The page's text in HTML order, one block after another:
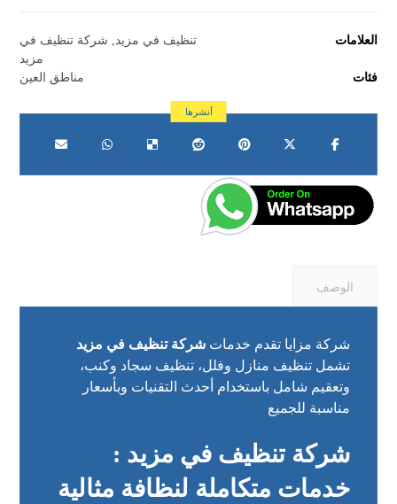
العلامات تنظيف في مزيد, شركة تنظيف في
مزيد
فئات
مناطق العين
الوصف
شركة مزايا تقدم خدماتشركة تنظيف في مزيد
تشمل تنظيف منازل وفلل، تنظيف سجاد وكنب،
وتعقيم شامل باستخدام أحدث التقنيات وبأسعار
مناسبة للجميع
شركة تنظيف في مزيد :
خدمات متكاملة لنظافة مثالية